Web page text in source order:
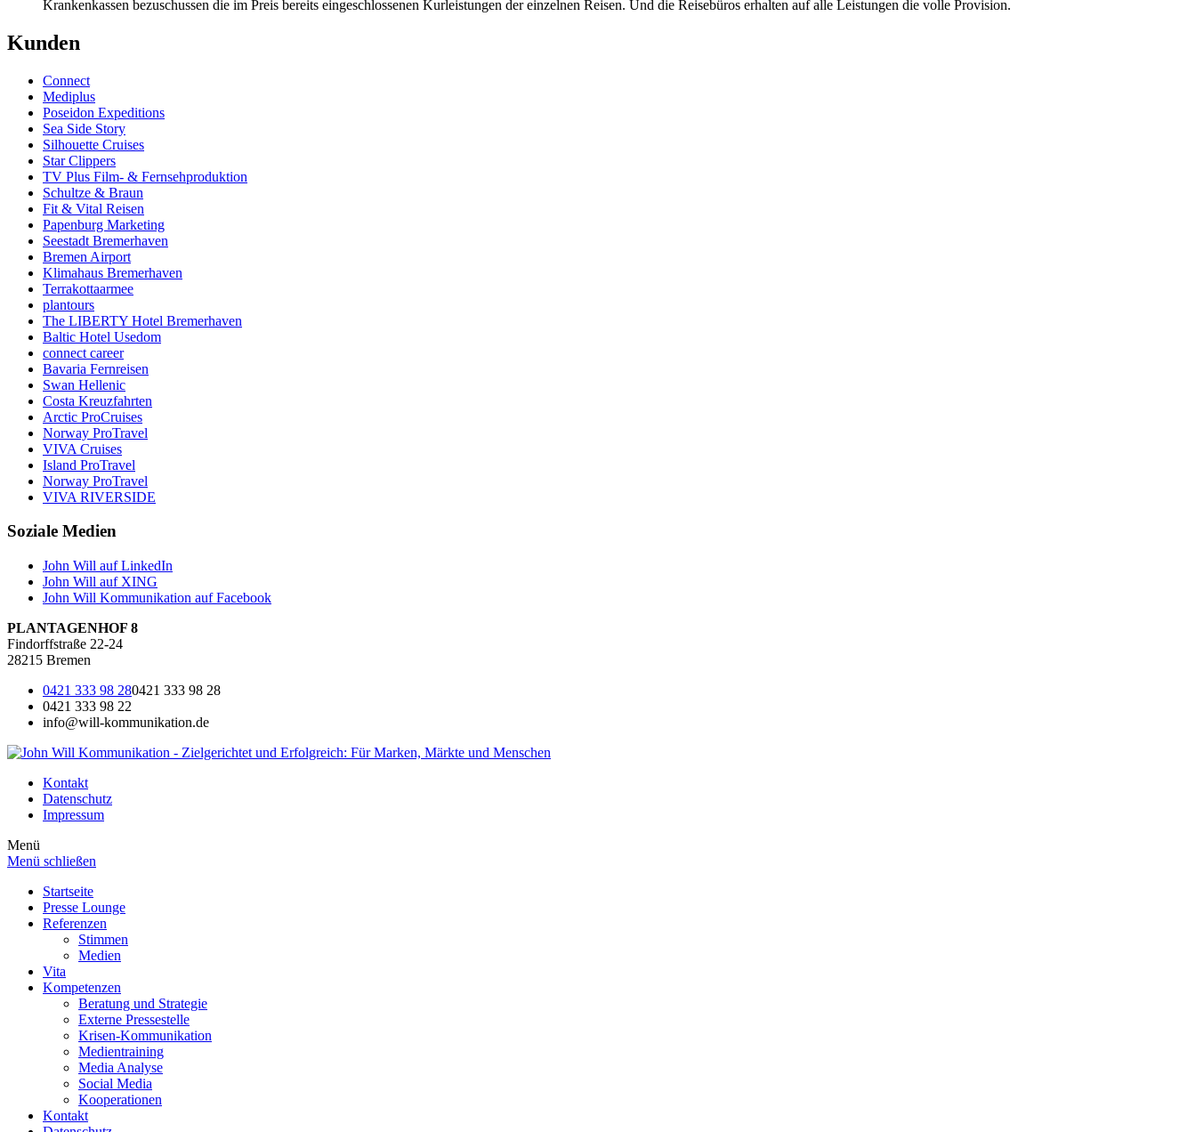
Krankenkassen bezuschussen die im Preis bereits eingeschlossenen Kurleistungen der einzelnen Reisen. Und die Reisebüros erhalten auf alle Leistungen die volle Provision.
Kunden
Connect
Mediplus
Poseidon Expeditions
Sea Side Story
Silhouette Cruises
Star Clippers
TV Plus Film- & Fernsehproduktion
Schultze & Braun
Fit & Vital Reisen
Papenburg Marketing
Seestadt Bremerhaven
Bremen Airport
Klimahaus Bremerhaven
Terrakottaarmee
plantours
The LIBERTY Hotel Bremerhaven
Baltic Hotel Usedom
connect career
Bavaria Fernreisen
Swan Hellenic
Costa Kreuzfahrten
Arctic ProCruises
Norway ProTravel
VIVA Cruises
Island ProTravel
Norway ProTravel
VIVA RIVERSIDE
Soziale Medien
John Will auf LinkedIn
John Will auf XING
John Will Kommunikation auf Facebook
PLANTAGENHOF 8
Findorffstraße 22-24
28215 Bremen
0421 333 98 280421 333 98 28
0421 333 98 22
info@will-kommunikation.de
Kontakt
Datenschutz
Impressum
Menü
Menü schließen
Startseite
Presse Lounge
Referenzen
Stimmen
Medien
Vita
Kompetenzen
Beratung und Strategie
Externe Pressestelle
Krisen-Kommunikation
Medientraining
Media Analyse
Social Media
Kooperationen
Kontakt